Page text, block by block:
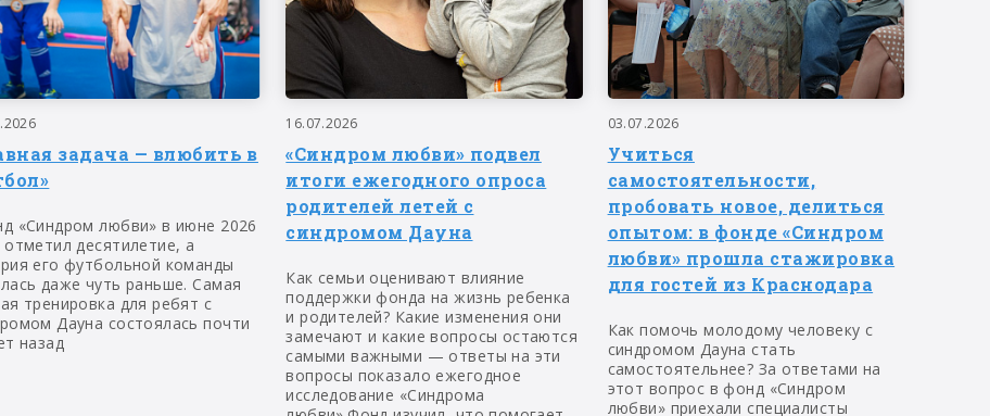
задача — влюбить в
«Синдром любви» в июне 2026
отметил десятилетие, а
его футбольной команды
даже чуть раньше. Самая
тренировка для ребят с
Дауна состоялась почти
назад
16.07.2026
«Синдром любви» подвел
итоги ежегодного опроса
родителей летей с
синдромом Дауна
Как семьи оценивают влияние
поддержки фонда на жизнь ребенка
и родителей? Какие изменения они
замечают и какие вопросы остаются
самыми важными — ответы на эти
вопросы показало ежегодное
исследование «Синдрома
03.07.2026
Учиться
самостоятельности,
пробовать новое, делиться
опытом: в фонде «Синдром
любви» прошла стажировка
для гостей из Краснодара
Как помочь молодому человеку с
синдромом Дауна стать
самостоятельнее? За ответами на
этот вопрос в фонд «Синдром
любви» приехали специалисты